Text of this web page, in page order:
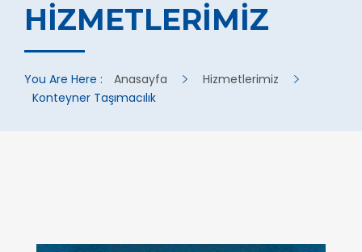
HIZMETLERIMIZ
You Are Here : Anasayfa
Hizmetlerimiz
Konteyner Taşımacılık